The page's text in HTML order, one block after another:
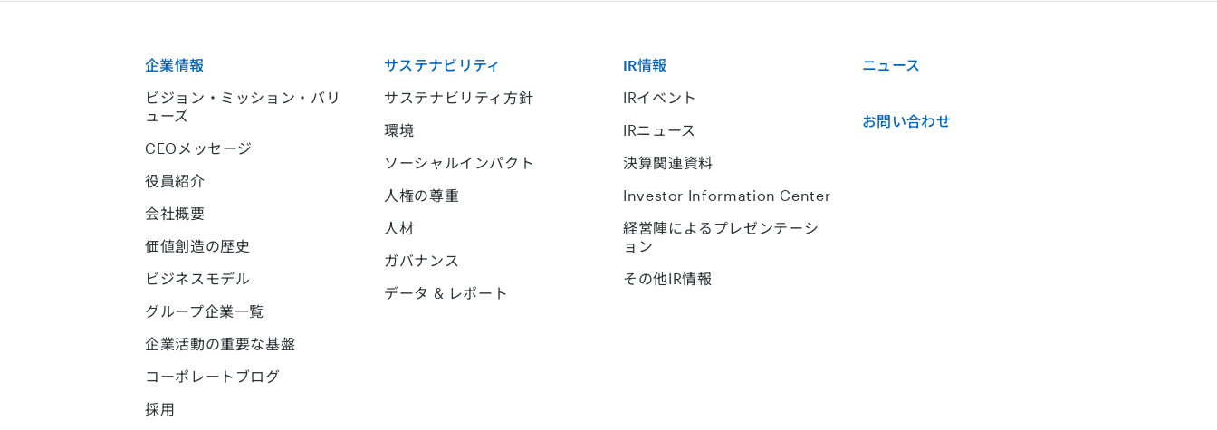
企業情報
ビジョン・ミッション・バリ
ューズ
CEOメッセージ
役員紹介
会社概要
価値創造の歴史
ビジネスモデル
グループ企業一覧
企業活動の重要な基盤
コーポレートブログ
採用
サステナビリティ
サステナビリティ方針
環境
ソーシャルインパクト
人権の尊重
人材
ガバナンス
データ & レポート
IR情報
IRイベント
IRニュース
決算関連資料
Investor Information Center
経営陣によるプレゼンテーシ
ョン
その他IR情報
ニュース
お問い合わせ